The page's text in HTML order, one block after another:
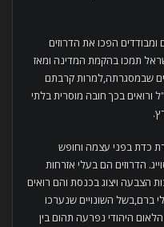
הפכו את הדרוזים
תמכו בהקמת המדינה ומאז
שבמסגרתה,למרות קרבתם
בכך חובה מוסרית בלתי
כדת בפני עצמה וחופש
הדרוזים הם בעלי אזרחות
הצבעה ויצוג בכנסת והם רואים
ברם,בשל השונויים שנערכו
היהודי נפרעה תהום בין